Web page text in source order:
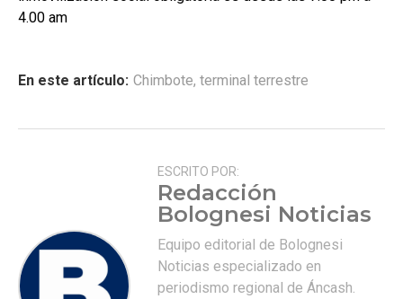
4.00 am
En este artículo: Chimbote, terminal terrestre
ESCRITO POR:
Redacción
Bolognesi Noticias
Equipo editorial de Bolognesi
Noticias especializado en
periodismo regional de Áncash.